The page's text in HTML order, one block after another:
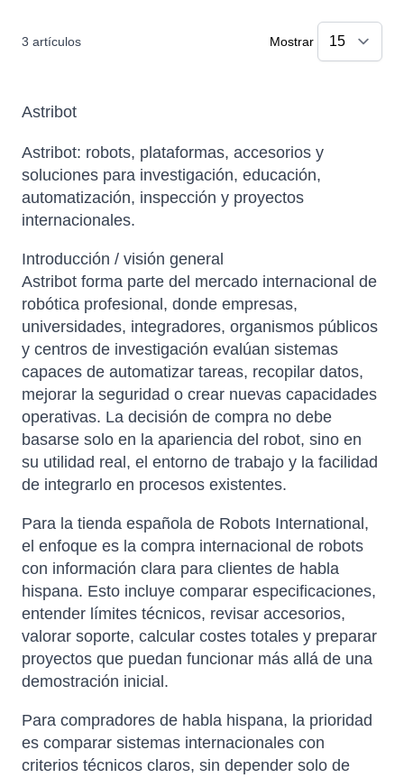
3 artículos Mostrar
Astribot
Astribot: robots, plataformas, accesorios y
soluciones para investigación, educación,
automatización, inspección y proyectos
internacionales.
Introducción / visión general
Astribot forma parte del mercado internacional de
robótica profesional, donde empresas,
universidades, integradores, organismos públicos
y centros de investigación evalúan sistemas
capaces de automatizar tareas, recopilar datos,
mejorar la seguridad o crear nuevas capacidades
operativas. La decisión de compra no debe
basarse solo en la apariencia del robot, sino en
su utilidad real, el entorno de trabajo y la facilidad
de integrarlo en procesos existentes.
Para la tienda española de Robots International,
el enfoque es la compra internacional de robots
con información clara para clientes de habla
hispana. Esto incluye comparar especificaciones,
entender límites técnicos, revisar accesorios,
valorar soporte, calcular costes totales y preparar
proyectos que puedan funcionar más allá de una
demostración inicial.
Para compradores de habla hispana, la prioridad
es comparar sistemas internacionales con
criterios técnicos claros, sin depender solo de